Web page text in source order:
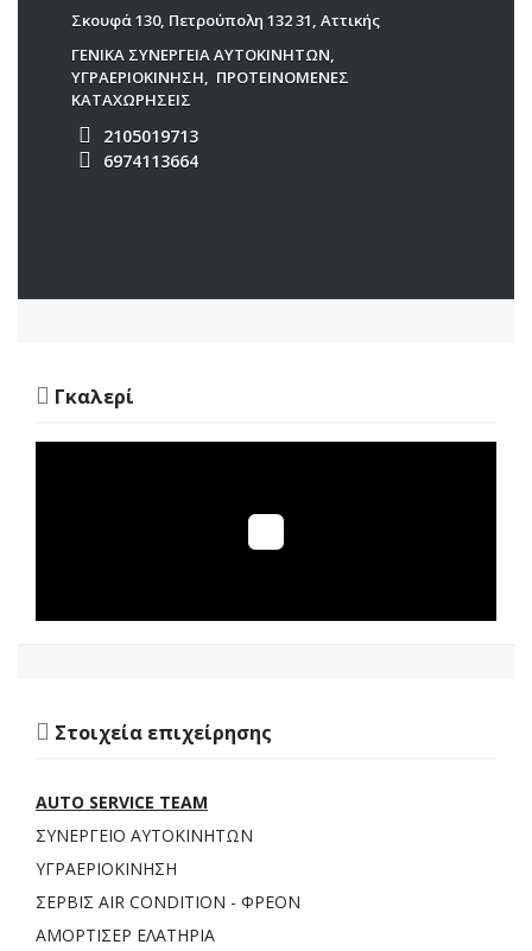
Σκουφά 130, Πετρούπολη 132 31, Αττικής
ΓΕΝΙΚΑ ΣΥΝΕΡΓΕΙΑ ΑΥΤΟΚΙΝΗΤΩΝ,
ΥΓΡΑΕΡΙΟΚΙΝΗΣΗ, ΠΡΟΤΕΙΝΟΜΕΝΕΣ
ΚΑΤΑΧΩΡΗΣΕΙΣ
2105019713
6974113664
Γκαλερί
Στοιχεία επιχείρησης
AUTO SERVICE TEAM
ΣΥΝΕΡΓΕΙΟ ΑΥΤΟΚΙΝΗΤΩΝ
ΥΓΡΑΕΡΙΟΚΙΝΗΣΗ
ΣΕΡΒΙΣ AIR CONDITION - ΦΡΕΟΝ
ΑΜΟΡΤΙΣΕΡ ΕΛΑΤΗΡΙΑ